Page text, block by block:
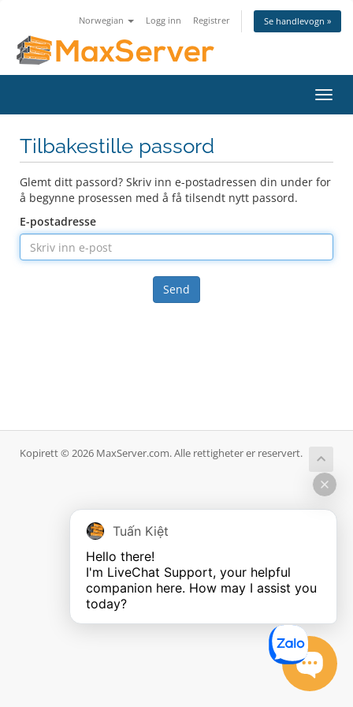
Norwegian Logg inn Registrer Se handlevogn »
Bytt
Tilbakestille passord
Glemt ditt passord? Skriv inn e-postadressen din under for
å begynne prosessen med å få tilsendt nytt passord.
E-postadresse
Send
Kopirett © 2026 MaxServer.com. Alle rettigheter er reservert.
Tuấn Kiệt
Hello there!
I'm LiveChat Support, your helpful
companion here. How may I assist you
today?